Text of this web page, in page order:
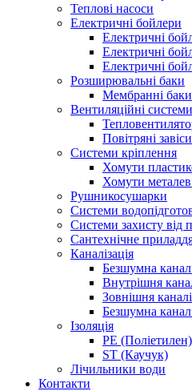
Теплові насоси
Електричні бойлери
Електричні
Електричні
Електричні
Розширювальні баки
Мембранні баки
Вентиляційні системи
Повітряні
Системи кріплення
Хомути
Хомути
Рушникосушарки
Системи
Системи захисту від
Сантехнічне
Каналізація
Безшумна
Внутрішня
Зовнішня
Безшумна
Ізоляція
PE (Поліетилен)
ST (Каучук)
Лічильники води
Контакти